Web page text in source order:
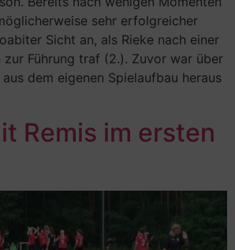
sehr erfolgreicher
Sicht an, als Rieke nach einer
Führung traf (2.). Zuvor war über
dem eigenen Spielaufbau heraus
Remis im ersten